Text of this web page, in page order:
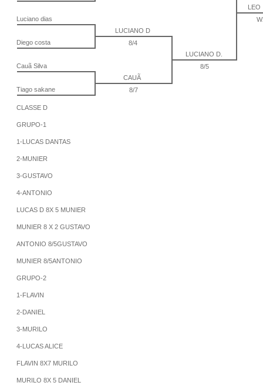
LEO
Luciano dias
LUCIANO D
Diego costa
8/4
LUCIANO D.
Cauã Silva
8/5
CAUÃ
Tiago sakane
8/7
CLASSE D
GRUPO-1
1-LUCAS DANTAS
2-MUNIER
3-GUSTAVO
4-ANTONIO
LUCAS D 8X 5 MUNIER
MUNIER 8 X 2 GUSTAVO
ANTONIO 8/5GUSTAVO
MUNIER 8/5ANTONIO
GRUPO-2
1-FLAVIN
2-DANIEL
3-MURILO
4-LUCAS ALICE
FLAVIN 8X7 MURILO
MURILO 8X 5 DANIEL